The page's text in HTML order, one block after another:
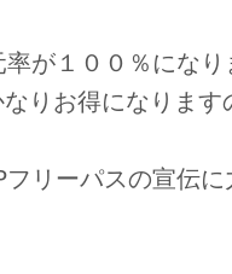
が１００％になり
りお得になりま
リーパスの宣伝